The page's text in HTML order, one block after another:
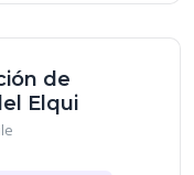
de
Elqui